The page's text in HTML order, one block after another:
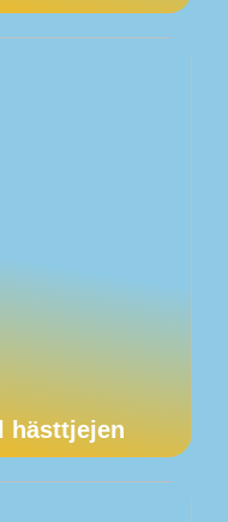
hästtjejen